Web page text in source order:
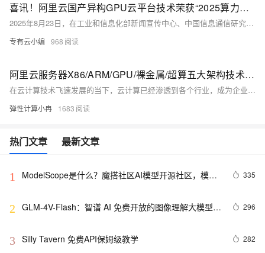
喜讯！阿里云国产异构GPU云平台技术荣获“2025算力中国·年度重大成果”
2025年8月23日，在工业和信息化部新闻宣传中心、中国信息通信研究院主办的2025中国算力大会上，阿里云与浙江大学联合研发的“国产异构GPU云平台关键技术与系统”荣获「算力中国·年度重大成果」。该评选旨在选拔出算力产业具有全局性突破价值的重大成果，是业内公认的技术创新“风向标”。
专有云小编 968
阿里云服务器X86/ARM/GPU/裸金属/超算五大架构技术特点、场景适配参考
在云计算技术飞速发展的当下，云计算已经渗透到各个行业，成为企业数字化转型的关键驱动力。选择合适的云服务器架构对于提升业务效率、降低成本至关重要。阿里云提供了多样化的云服务器架构选择，包括X86计算、ARM计算、GPU/FPGA/ASIC、弹性裸金属服务器以及高性能计算等。本文将深入解析这些架构的特点、优势及适用场景，以供大家了解和选择参考。
弹性计算小冉 1683
热门文章 最新文章
1
ModelScope是什么？魔搭社区AI模型开源社区，模型
335
2 GLM-4V-Flash：智谱 AI 免费开放的图像理解大模型
296
3 Silly Tavern 免费API保姆级教学 282